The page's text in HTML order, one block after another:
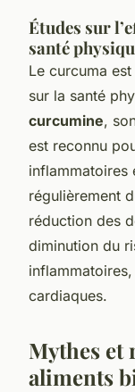
Études sur
santé
Le curcuma
sur la santé
curcumine,
est reconnu
inflammatoires
régulièrement
réduction des
diminution du
cardiaques.
Mythes et
aliments